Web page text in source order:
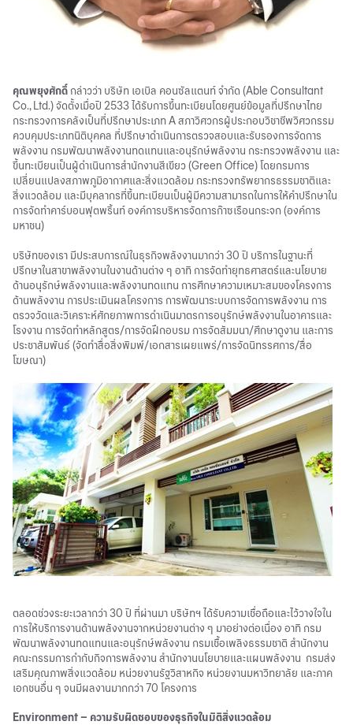
คุณพยุงศักดิ์ กล่าวว่า บริษัท เอเบิล คอนซัลแตนท์ จำกัด (Able Consultant
Co., Ltd.) จัดตั้งเมื่อปี 2533 ได้รับการขึ้นทะเบียนโดยศูนย์ข้อมูลที่ปรึกษาไทย
กระทรวงการคลังเป็นที่ปรึกษาประเภท A สภาวิศวกรผู้ประกอบวิชาชีพวิศวกรรม
ควบคุมประเภทนิติบุคคล ที่ปรึกษาดำเนินการตรวจสอบและรับรองการจัดการ
พลังงาน กรมพัฒนาพลังงานทดแทนและอนุรักษ์พลังงาน กระทรวงพลังงาน และ
ขึ้นทะเบียนเป็นผู้ดำเนินการสำนักงานสีเขียว (Green Office) โดยกรมการ
เปลี่ยนแปลงสภาพภูมิอากาศและสิ่งแวดล้อม กระทรวงทรัพยากรธรรมชาติและ
สิ่งแวดล้อม และมีบุคลากรที่ขึ้นทะเบียนเป็นผู้มีความสามารถในการให้คำปรึกษาใน
การจัดทำคาร์บอนฟุตพริ้นท์ องค์การบริหารจัดการก๊าซเรือนกระจก (องค์การ
มหาชน)
บริษัทของเรา มีประสบการณ์ในธุรกิจพลังงานมากว่า 30 ปี บริการในฐานะที่
ปรึกษาในสาขาพลังงานในงานด้านต่าง ๆ อาทิ การจัดทำยุทธศาสตร์และนโยบาย
ด้านอนุรักษ์พลังงานและพลังงานทดแทน การศึกษาความเหมาะสมของโครงการ
ด้านพลังงาน การประเมินผลโครงการ การพัฒนาระบบการจัดการพลังงาน การ
ตรวจวัดและวิเคราะห์ศักยภาพการดำเนินมาตรการอนุรักษ์พลังงานในอาคารและ
โรงงาน การจัดทำหลักสูตร/การจัดฝึกอบรม การจัดสัมมนา/ศึกษาดูงาน และการ
ประชาสัมพันธ์ (จัดทำสื่อสิ่งพิมพ์/เอกสารเผยแพร่/การจัดนิทรรศการ/สื่อ
โฆษณา)
ตลอดช่วงระยะเวลากว่า 30 ปี ที่ผ่านมา บริษัทฯ ได้รับความเชื่อถือและไว้วางใจใน
การให้บริการงานด้านพลังงานจากหน่วยงานต่าง ๆ มาอย่างต่อเนื่อง อาทิ กรม
พัฒนาพลังงานทดแทนและอนุรักษ์พลังงาน กรมเชื้อเพลิงธรรมชาติ สำนักงาน
คณะกรรมการกำกับกิจการพลังงาน สำนักงานนโยบายและแผนพลังงาน กรมส่ง
เสริมคุณภาพสิ่งแวดล้อม หน่วยงานรัฐวิสาหกิจ หน่วยงานมหาวิทยาลัย และภาค
เอกชนอื่น ๆ จนมีผลงานมากกว่า 70 โครงการ
Environment – ความรับผิดชอบของธุรกิจในมิติสิ่งแวดล้อม